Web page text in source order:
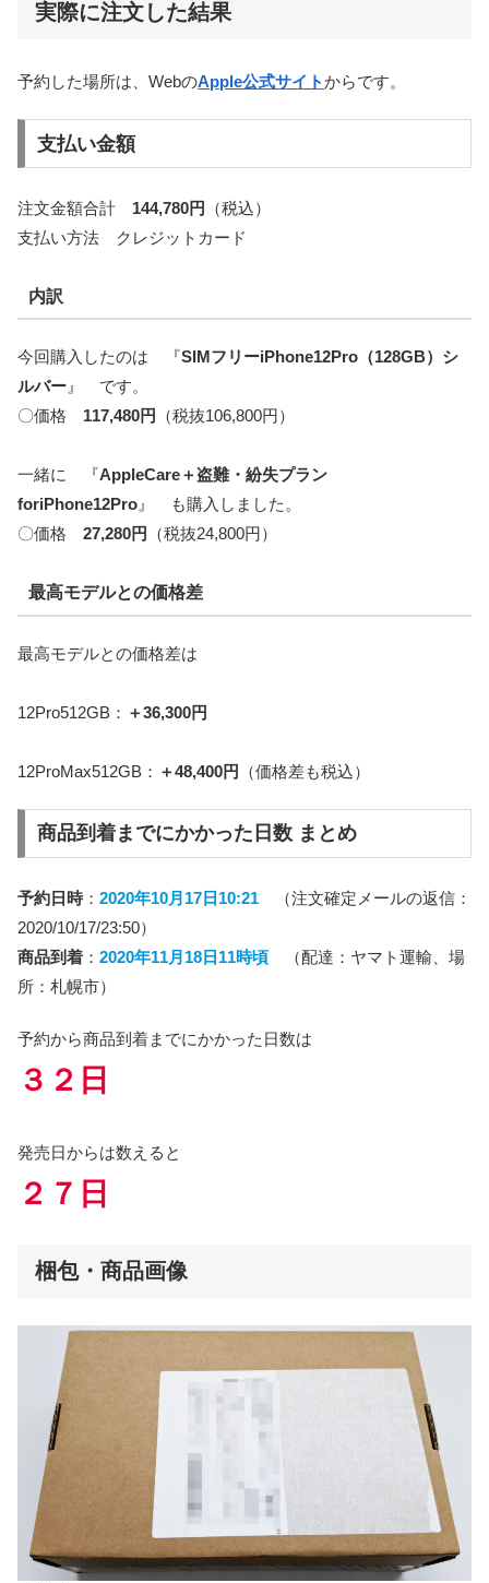
実際に注文した結果
予約した場所は、WebのApple公式サイトからです。
支払い金額
注文金額合計 144,780円
（税込）
支払い方法 クレジットカード
内訳
今回購入したのは 『SIMフリーiPhone12Pro（128GB）シ
ルバー 』 です。
〇価格 117,480円 （税抜106,800円）
一緒に 『AppleCare＋盗難・紛失プラン
foriPhone12Pro 』 も購入しました。
〇価格 27,280円 （税抜24,800円）
最高モデルとの価格差
最高モデルとの価格差は
12Pro512GB： ＋36,300円
12ProMax512GB： ＋48,400円 （価格差も税込）
商品到着までにかかった日数 まとめ
予約日時： 2020年10月17日10:21 （注文確定メールの返信：
2020/10/17/23:50）
商品到着 ： 2020年11月18日11時頃 （配達：ヤマト運輸、場
所：札幌市）
予約から商品到着までにかかった日数は
３２日
発売日からは数えると
２７日
梱包・商品画像